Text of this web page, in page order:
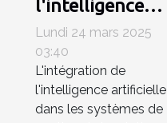
l'intelligence
artificielle dans
les CRM
tendances et
logiciels
Lundi 24 mars 2025
03:40
L'intégration de
l'intelligence artificielle
dans les systèmes de